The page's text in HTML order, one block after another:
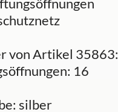
von Artikel 35863:
16
silber